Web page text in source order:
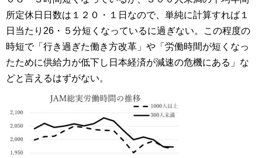
所定休日日数は１２０・１日なので、単純に計算すれば１
日当たり26・５分短くなっているに過ぎない。この程度の
時短で「行き過ぎた働き方改革」や「労働時間が短くなっ
たために供給力が低下し日本経済が減速の危機にある」な
どと言えるはずがない。